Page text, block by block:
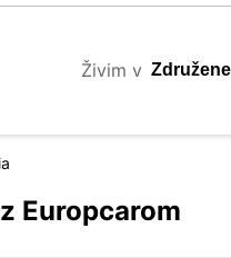
Živim v
Europcarom